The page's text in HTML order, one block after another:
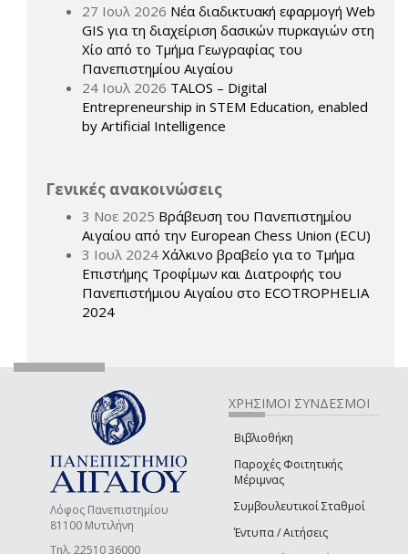
27 Ιουλ 2026 Νέα διαδικτυακή εφαρμογή Web
GIS για τη διαχείριση δασικών πυρκαγιών στη
Χίο από το Τμήμα Γεωγραφίας του
Πανεπιστημίου Αιγαίου
24 Ιουλ 2026 TALOS – Digital
Entrepreneurship in STEM Education, enabled
by Artificial Intelligence
Γενικές ανακοινώσεις
3 Νοε 2025 Βράβευση του Πανεπιστημίου
Αιγαίου από την European Chess Union (ECU)
3 Ιουλ 2024 Χάλκινο βραβείο για το Τμήμα
Επιστήμης Τροφίμων και Διατροφής του
Πανεπιστήμιου Αιγαίου στο ECOTROPHELIA
2024
Λόφος Πανεπιστημίου
81100 Μυτιλήνη
Τηλ. 22510 36000
ΧΡΗΣΙΜΟΙ ΣΥΝΔΕΣΜΟΙ
Βιβλιοθήκη
Παροχές Φοιτητικής
Μέριμνας
Συμβουλευτικοί Σταθμοί
Έντυπα / Αιτήσεις